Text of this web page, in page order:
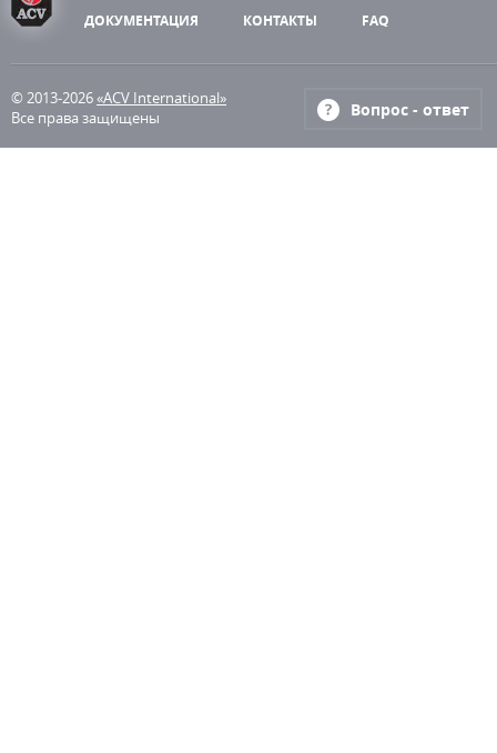
ДОКУМЕНТАЦИЯ
КОНТАКТЫ FAQ
© 2013-2026«ACV International»
Все права защищены
Вопрос - ответ